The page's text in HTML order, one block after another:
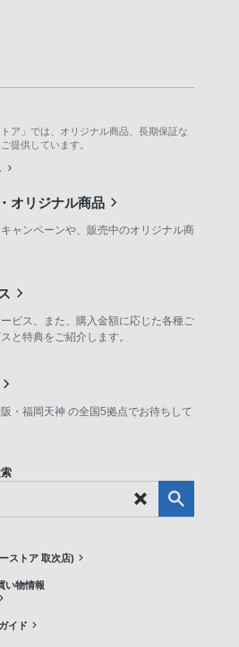
ア」では、オリジナル商品、長期保証な
提供しています。
オリジナル商品
ャンペーンや、販売中のオリジナル商
ビス、また、購入金額に応じた各種ご
と特典をご紹介します。
・福岡天神 の全国5拠点でお待ちして
ストア 取次店)
い物情報
イド